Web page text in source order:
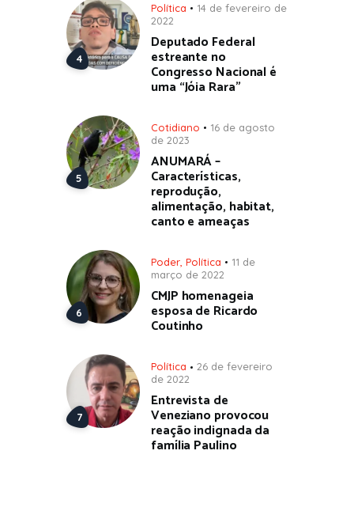
Política
14 de fevereiro de
2022
Deputado Federal
estreante no
Congresso Nacional é
uma “Jóia Rara”
Cotidiano
16 de agosto
de 2023
ANUMARÁ –
Características,
reprodução,
alimentação, habitat,
canto e ameaças
Poder Política
11 de
março de 2022
CMJP homenageia
esposa de Ricardo
Coutinho
Política
26 de fevereiro
de 2022
Entrevista de
Veneziano provocou
reação indignada da
família Paulino